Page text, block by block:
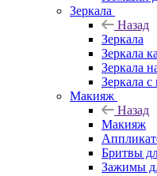
Зеркала
Назад
Зеркала
Зеркала
Зеркала
Зеркала с
Макияж
Назад
Макияж
Бритвы
Зажимы